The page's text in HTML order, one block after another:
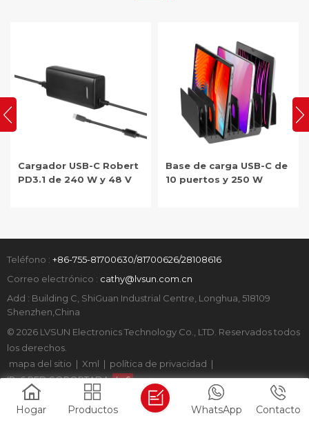
Base de carga USB-C de
10 puertos y 250 W
Cargador USB-C para
robot PD3.1 de 48 V
Teléfono : +86-755-81700630/81700626/28108616
Correo electrónico : cathy@lvsun.com.cn
Add : Building C, ShiGuan Industrial Centre, Longhua, 518109
Shenzhen,China
© 2026 LVSUN Electronics Technology Co., LTD. Reservados todos
los derechos.
mapa del sitio | Xml | política de privacidad |
IPv6 RED SOPORTADA
Hogar Productos Contacto
WhatsApp